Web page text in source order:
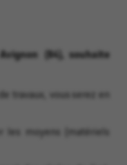
(84), souhaite
travaux, vous serez en
les moyens (matériels